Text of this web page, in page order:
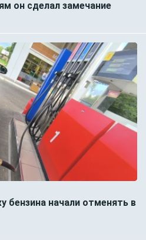
он сделал замечание
бензина начали отменять в